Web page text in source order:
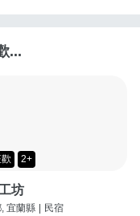
...
2+
坊
, 宜蘭縣 民宿